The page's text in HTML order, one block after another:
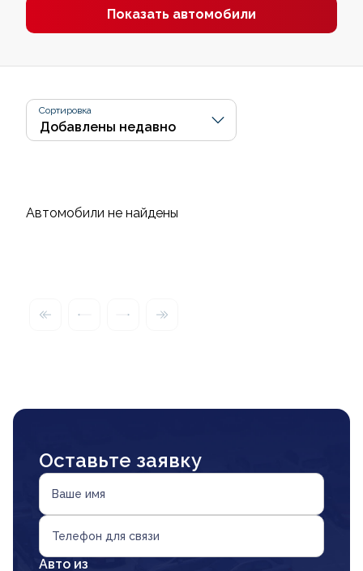
Показать автомобили
Сортировка
Автомобили не найдены
Оставьте заявку
Ваше имя
Телефон для связи
Авто из